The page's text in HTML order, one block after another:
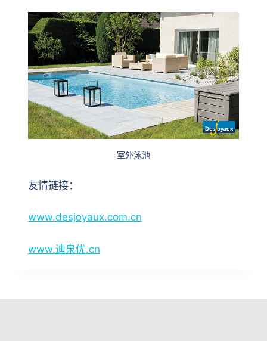
室外泳池
友情链接：
www.desjoyaux.com.cn
www.迪泉优.cn